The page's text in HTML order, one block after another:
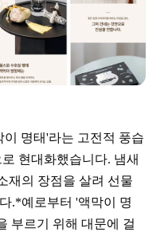
이 명태'라는 고전적 풍습
현대화했습니다. 냄새
재의 장점을 살려 선물
.*예로부터 '액막이 명
부르기 위해 대문에 걸